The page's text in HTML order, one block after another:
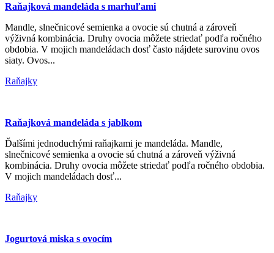
Raňajková mandeláda s marhuľami
Mandle, slnečnicové semienka a ovocie sú chutná a zároveň
výživná kombinácia. Druhy ovocia môžete striedať podľa ročného
obdobia. V mojich mandeládach dosť často nájdete surovinu ovos
siaty. Ovos...
Raňajky
Raňajková mandeláda s jablkom
Ďalšími jednoduchými raňajkami je mandeláda. Mandle,
slnečnicové semienka a ovocie sú chutná a zároveň výživná
kombinácia. Druhy ovocia môžete striedať podľa ročného obdobia.
V mojich mandeládach dosť...
Raňajky
Jogurtová miska s ovocím